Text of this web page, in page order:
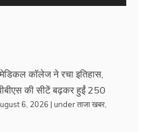
कॉलेज ने रचा इतिहास,
की सीटें बढ़कर हुईं 250
6, 2026 | underताजा खबर